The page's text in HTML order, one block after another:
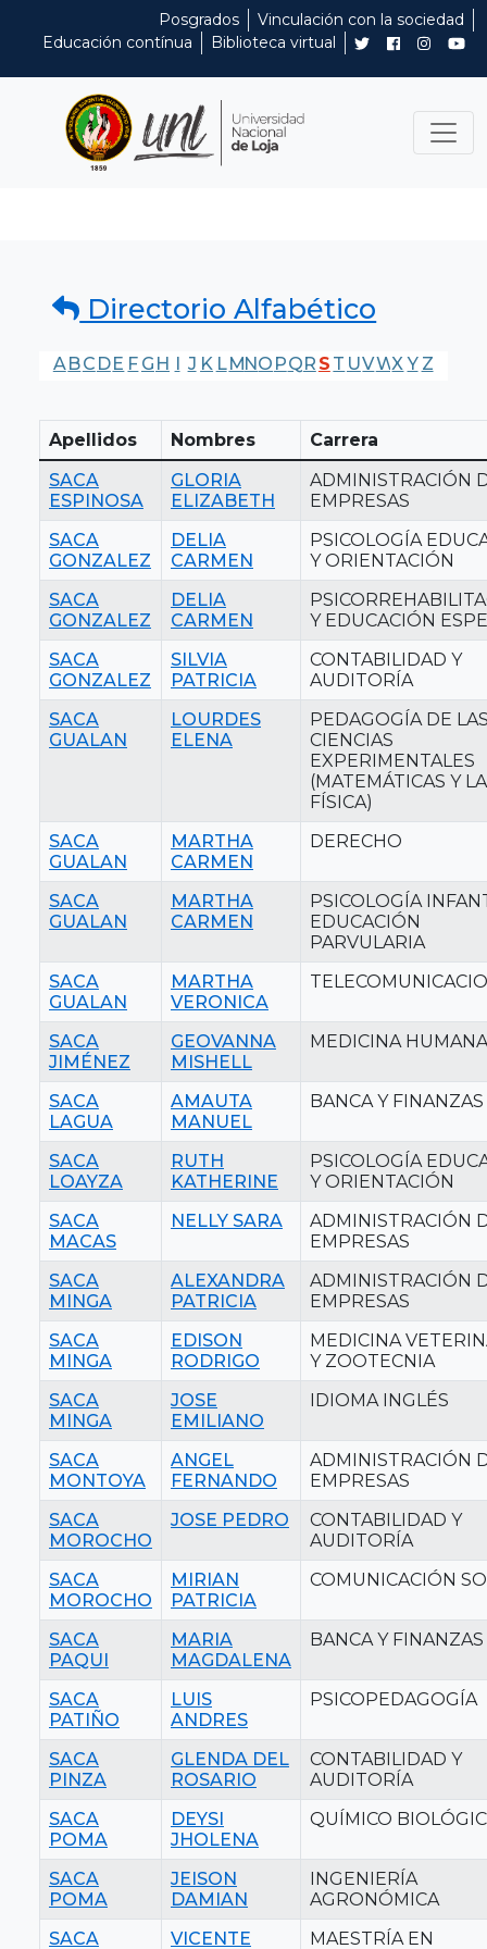
Posgrados
Vinculación con la sociedad
Educación contínua
Biblioteca virtual
Directorio Alfabético
A BC DE F G H I J K LMNO PQR S T UVWX Y Z
Apellidos Nombres
Carrera
SACA
ESPINOSA
GLORIA
ELIZABETH
ADMINISTRACIÓN
EMPRESAS
SACA
GONZALEZ
DELIA
CARMEN
PSICOLOGÍA
Y ORIENTACIÓN
SACA
GONZALEZ
DELIA
CARMEN
Y EDUCACIÓN
SACA
GONZALEZ
SILVIA
PATRICIA
CONTABILIDAD Y
AUDITORÍA
SACA
GUALAN
LOURDES
ELENA
PEDAGOGÍA DE
CIENCIAS
EXPERIMENTALES
(MATEMÁTICAS Y LA
FÍSICA)
SACA
GUALAN
MARTHA
CARMEN
DERECHO
SACA
GUALAN
MARTHA
CARMEN
PSICOLOGÍA
EDUCACIÓN
PARVULARIA
SACA
GUALAN
MARTHA
VERONICA
SACA
JIMÉNEZ
GEOVANNA
MISHELL
MEDICINA HUMANA
SACA
LAGUA
AMAUTA
MANUEL
BANCA Y FINANZAS
SACA
LOAYZA
RUTH
KATHERINE
PSICOLOGÍA
Y ORIENTACIÓN
SACA
MACAS
NELLY SARA
ADMINISTRACIÓN
EMPRESAS
SACA
MINGA
ALEXANDRA
PATRICIA
ADMINISTRACIÓN
EMPRESAS
SACA
MINGA
EDISON
RODRIGO
MEDICINA
Y ZOOTECNIA
SACA
MINGA
JOSE
EMILIANO
IDIOMA INGLÉS
SACA
MONTOYA
ANGEL
FERNANDO
ADMINISTRACIÓN
EMPRESAS
SACA
MOROCHO
JOSE PEDRO
CONTABILIDAD Y
AUDITORÍA
SACA
MOROCHO
MIRIAN
PATRICIA
COMUNICACIÓN
SACA
PAQUI
MARIA
MAGDALENA
BANCA Y FINANZAS
SACA
PATIÑO
LUIS
ANDRES
PSICOPEDAGOGÍA
SACA
PINZA
GLENDA DEL
ROSARIO
CONTABILIDAD Y
AUDITORÍA
SACA
POMA
DEYSI
JHOLENA
QUÍMICO
SACA
POMA
JEISON
DAMIAN
INGENIERÍA
AGRONÓMICA
SACA
VICENTE
MAESTRÍA EN